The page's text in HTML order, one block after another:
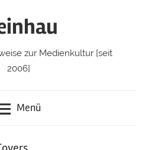
zur Medienkultur [seit
2006]
Menü